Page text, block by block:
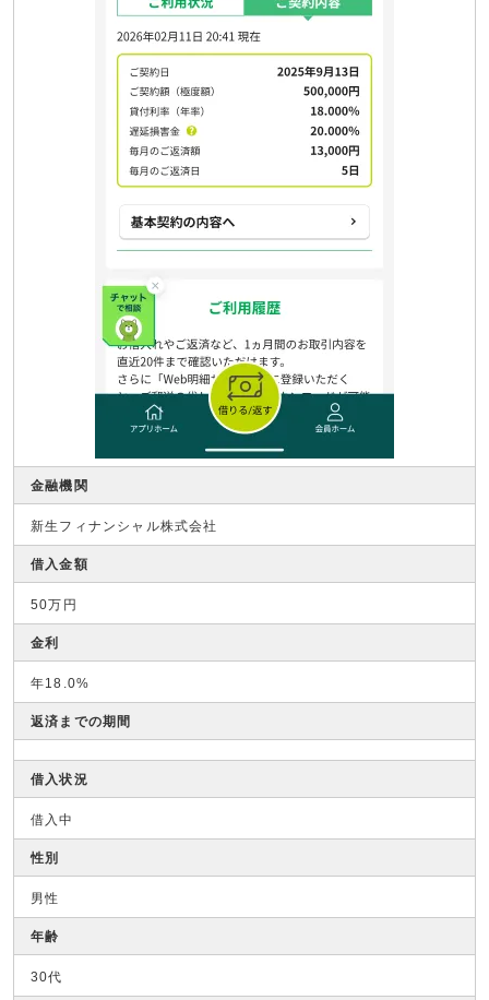
金融機関
新生フィナンシャル株式会社
借入金額
50万円
金利
年18.0%
返済までの期間
借入状況
借入中
性別
男性
年齢
30代